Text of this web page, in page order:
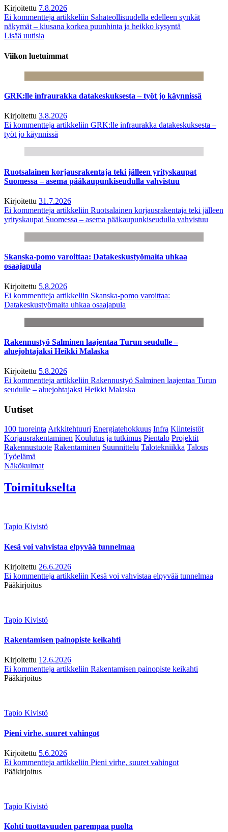
Kirjoitettu 7.8.2026
Ei kommentteja artikkeliin Sahateollisuudella edelleen synkät
näkymät – kiusana korkea puunhinta ja heikko kysyntä
Lisää uutisia
Viikon luetuimmat
GRK:lle infraurakka datakeskuksesta – työt jo käynnissä
Kirjoitettu 3.8.2026
Ei kommentteja artikkeliin GRK:lle infraurakka datakeskuksesta –
työt jo käynnissä
Ruotsalainen korjausrakentaja teki jälleen yrityskaupat
Suomessa – asema pääkaupunkiseudulla vahvistuu
Kirjoitettu 31.7.2026
Ei kommentteja artikkeliin Ruotsalainen korjausrakentaja teki jälleen
yrityskaupat Suomessa – asema pääkaupunkiseudulla vahvistuu
Skanska-pomo varoittaa: Datakeskustyömaita uhkaa
osaajapula
Kirjoitettu 5.8.2026
Ei kommentteja artikkeliin Skanska-pomo varoittaa:
Datakeskustyömaita uhkaa osaajapula
Rakennustyö Salminen laajentaa Turun seudulle –
aluejohtajaksi Heikki Malaska
Kirjoitettu 5.8.2026
Ei kommentteja artikkeliin Rakennustyö Salminen laajentaa Turun
seudulle – aluejohtajaksi Heikki Malaska
Uutiset
100 tuoreintaArkkitehtuuri Energiatehokkuus Infra Kiinteistöt
Korjausrakentaminen Koulutus ja tutkimus Pientalo Projektit
Rakennustuote Rakentaminen Suunnittelu Talotekniikka Talous
Työelämä
Näkökulmat
Toimitukselta
Tapio Kivistö
Kesä voi vahvistaa elpyvää tunnelmaa
Kirjoitettu 26.6.2026
Ei kommentteja artikkeliin Kesä voi vahvistaa elpyvää tunnelmaa
Pääkirjoitus
Tapio Kivistö
Rakentamisen painopiste keikahti
Kirjoitettu 12.6.2026
Ei kommentteja artikkeliin Rakentamisen painopiste keikahti
Pääkirjoitus
Tapio Kivistö
Pieni virhe, suuret vahingot
Kirjoitettu 5.6.2026
Ei kommentteja artikkeliin Pieni virhe, suuret vahingot
Pääkirjoitus
Tapio Kivistö
Kohti tuottavuuden parempaa puolta